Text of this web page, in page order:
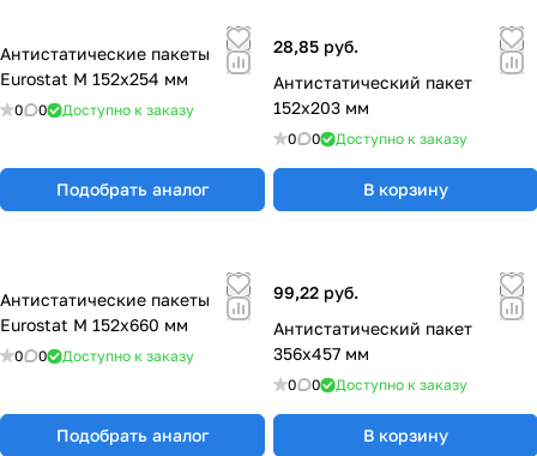
Антистатические пакеты
Eurostat М 152х254 мм
0 0 Доступно к заказу
Подобрать аналог
28,85 руб.
Антистатический пакет
152x203 мм
0 0 Доступно к заказу
В корзину
Антистатические пакеты
Eurostat М 152х660 мм
0 0 Доступно к заказу
Подобрать аналог
99,22 руб.
Антистатический пакет
356x457 мм
0 0 Доступно к заказу
В корзину